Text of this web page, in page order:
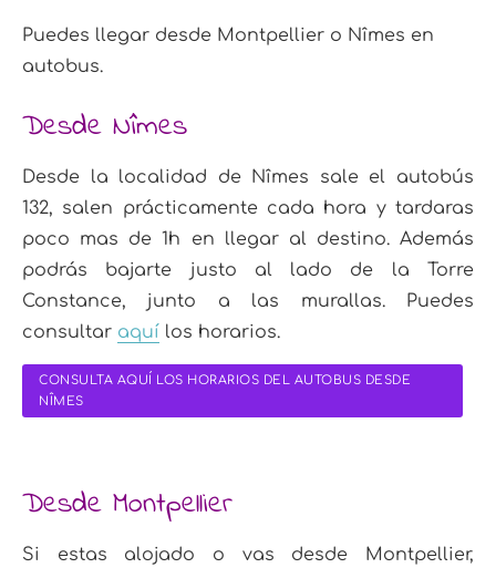
Puedes llegar desde Montpellier o Nîmes en
autobus.
Desde Nîmes
Desde la localidad de Nîmes sale el autobús
132, salen prácticamente cada hora y tardaras
poco mas de 1h en llegar al destino. Además
podrás bajarte justo al lado de la Torre
Constance, junto a las murallas. Puedes
consultar aquí los horarios.
CONSULTA AQUÍ LOS HORARIOS DEL AUTOBUS DESDE
NÎMES
Desde Montpellier
Si estas alojado o vas desde Montpellier,